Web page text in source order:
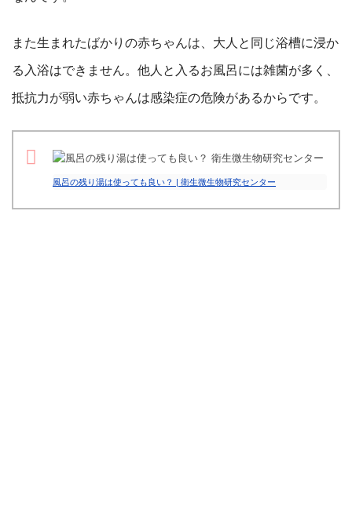
また生まれたばかりの赤ちゃんは、大人と同じ浴槽に浸か
る入浴はできません。他人と入るお風呂には雑菌が多く、
抵抗力が弱い赤ちゃんは感染症の危険があるからです。
風呂の残り湯は使っても良い？ | 衛生微生物研究センター